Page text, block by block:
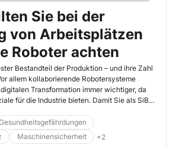
Sie bei der
von Arbeitsplätzen
Roboter achten
Bestandteil der Produktion – und ihre Zahl
allem kollaborierende Robotersysteme
Transformation immer wichtiger, da
für die Industrie bieten. Damit Sie als SiBe
sowie die
Aspekte unverzichtbar. Ebenso
dass alle relevanten
Maschinensicherheit +2